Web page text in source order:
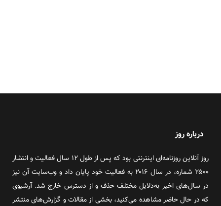
درباره روز
روز آنلاین روزنامه‌ای اینترنتی بود که پس از طول ۱۲ سال فعالیت و انتشار
۲۵۰۰ شماره، در سال ۲۰۱۶ به فعالیت خود پایان داد و وب‌سایت آن نیز
در سال‌های اخیر به‌دلایل مختلف حذف و از دسترس خارج شد. آرشیوی
که در حال حاضر مشاهده می‌کنید، بخشی از مقالات و گزارش‌های منتشر